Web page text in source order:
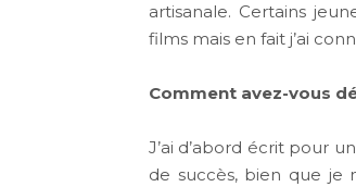
artisanale. Certains
films mais en fait j’ai
Comment avez-vous
J’ai d’abord écrit pour
de succès, bien que je